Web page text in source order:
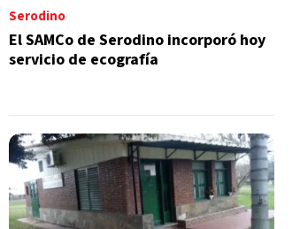
Serodino
El SAMCo de Serodino incorporó hoy
servicio de ecografía